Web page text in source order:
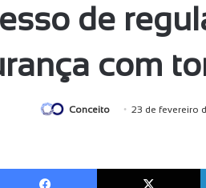
de
com
Conceito 23 de fevereiro
Facebook